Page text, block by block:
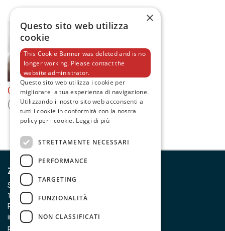
Catalogo 31
(14.24 MB)
Zeca S.p.A.
Strada della Chiara, 25
10080 Feletto Canavese (TO)
P. IVA 00437590011
info@zeca.it
privacy policy
×
Questo sito web utilizza
cookie
This Cookie Banner was deleted and is no
longer working. Please contact the
website administrator.
Questo sito web utilizza i cookie per
migliorare la tua esperienza di navigazione.
Utilizzando il nostro sito web acconsenti a
tutti i cookie in conformità con la nostra
policy per i cookie. Leggi di più
STRETTAMENTE NECESSARI
PERFORMANCE
TARGETING
FUNZIONALITÀ
NON CLASSIFICATI